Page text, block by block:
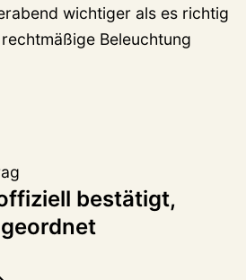
wichtiger als es richtig
Beleuchtung
bestätigt,